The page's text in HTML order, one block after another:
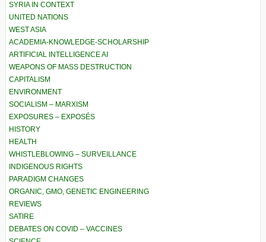
SYRIA IN CONTEXT
UNITED NATIONS
WEST ASIA
ACADEMIA-KNOWLEDGE-SCHOLARSHIP
ARTIFICIAL INTELLIGENCE AI
WEAPONS OF MASS DESTRUCTION
CAPITALISM
ENVIRONMENT
SOCIALISM – MARXISM
EXPOSURES – EXPOSÉS
HISTORY
HEALTH
WHISTLEBLOWING – SURVEILLANCE
INDIGENOUS RIGHTS
PARADIGM CHANGES
ORGANIC, GMO, GENETIC ENGINEERING
REVIEWS
SATIRE
DEBATES ON COVID – VACCINES